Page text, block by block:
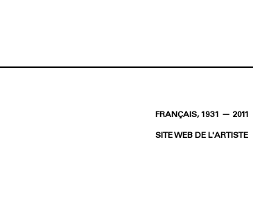
FRANÇAIS, 1931 — 2011
SITE WEB DE L'ARTISTE